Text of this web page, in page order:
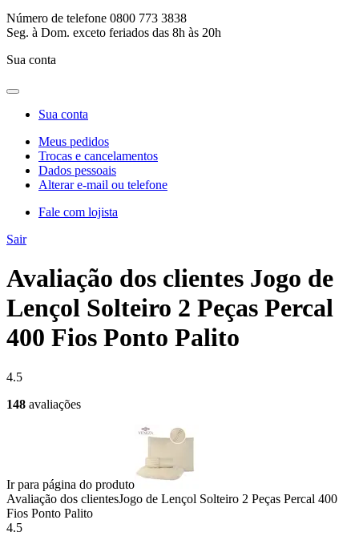
Número de telefone 0800 773 3838
Seg. à Dom. exceto feriados das 8h às 20h
Sua conta
Sua conta
Meus pedidos
Trocas e cancelamentos
Dados pessoais
Alterar e-mail ou telefone
Fale com lojista
Sair
Avaliação dos clientes Jogo de
Lençol Solteiro 2 Peças Percal
400 Fios Ponto Palito
4.5
148 avaliações
Ir para página do produto
Avaliação dos clientesJogo de Lençol Solteiro 2 Peças Percal 400
Fios Ponto Palito
4.5